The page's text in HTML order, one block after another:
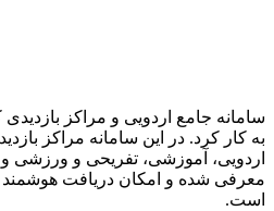
به کار کرد. در این سامانه مراکز
اردویی، آموزشی، تفریحی و ورزشی
معرفی شده و امکان دریافت هوشمند
است.